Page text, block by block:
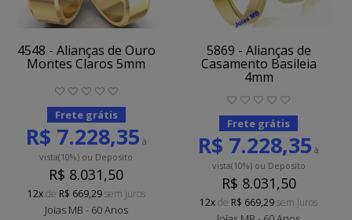
4548 - Alianças de Ouro
Montes Claros 5mm
Frete grátis
R$ 7.228,35 à
vista(10%) ou Deposito
R$ 8.031,50
12xde R$ 669,29sem juros
Joias MB - 60 Anos
5869 - Alianças de
Casamento Basileia
4mm
Frete grátis
R$ 7.228,35 à
vista(10%)ou Deposito
R$ 8.031,50
12xde R$ 669,29sem juros